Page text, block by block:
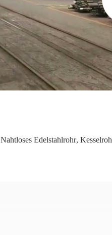
Nahtloses Edelstahlrohr,